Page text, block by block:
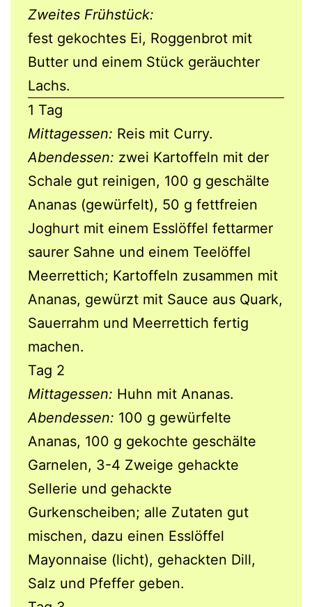
Zweites Frühstück:
fest gekochtes Ei, Roggenbrot mit
Butter und einem Stück geräuchter
Lachs.
1 Tag
Mittagessen: Reis mit Curry.
Abendessen: zwei Kartoffeln mit der
Schale gut reinigen, 100 g geschälte
Ananas (gewürfelt), 50 g fettfreien
Joghurt mit einem Esslöffel fettarmer
saurer Sahne und einem Teelöffel
Meerrettich; Kartoffeln zusammen mit
Ananas, gewürzt mit Sauce aus Quark,
Sauerrahm und Meerrettich fertig
machen.
Tag 2
Mittagessen: Huhn mit Ananas.
Abendessen: 100 g gewürfelte
Ananas, 100 g gekochte geschälte
Garnelen, 3-4 Zweige gehackte
Sellerie und gehackte
Gurkenscheiben; alle Zutaten gut
mischen, dazu einen Esslöffel
Mayonnaise (licht), gehackten Dill,
Salz und Pfeffer geben.